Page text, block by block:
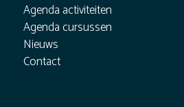
Agenda activiteiten
Agenda cursussen
Nieuws
Contact